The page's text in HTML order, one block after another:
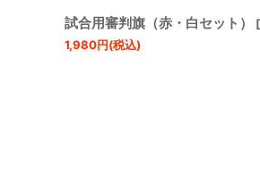
試合用審判旗（赤・白セット）
[
1,980円(税込)